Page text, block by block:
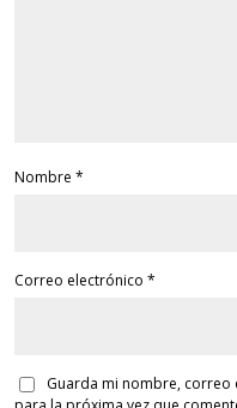
Nombre *
Correo electrónico *
Guarda mi nombre, correo